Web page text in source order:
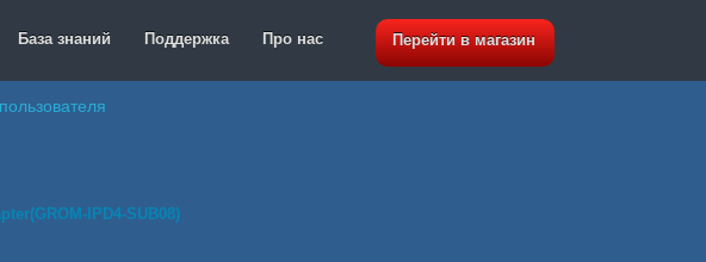
База знаний Поддержка Про нас Перейти в магазин
IPD4-SUB08)